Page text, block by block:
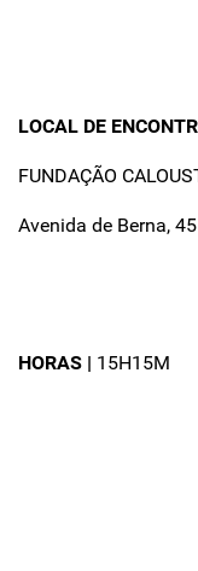
LOCAL DE
FUNDAÇÃO
Avenida de Berna,
HORAS | 15H15M